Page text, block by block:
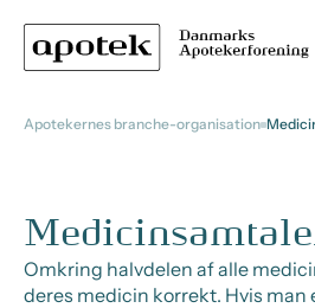
Apotekernes branche-organisation
Omkring halvdelen af alle
deres medicin korrekt. Hvis man